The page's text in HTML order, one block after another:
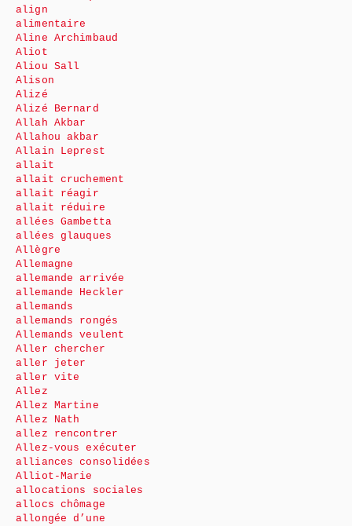
align
alimentaire
Aline Archimbaud
Aliot
Aliou Sall
Alison
Alizé
Alizé Bernard
Allah Akbar
Allahou akbar
Allain Leprest
allait
allait cruchement
allait réagir
allait réduire
allées Gambetta
allées glauques
Allègre
Allemagne
allemande arrivée
allemande Heckler
allemands
allemands rongés
Allemands veulent
Aller chercher
aller jeter
aller vite
Allez
Allez Martine
Allez Nath
allez rencontrer
Allez-vous exécuter
alliances consolidées
Alliot-Marie
allocations sociales
allocs chômage
allongée d’une